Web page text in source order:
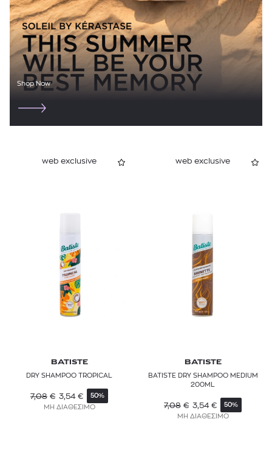
Shop Now
web exclusive
BATISTE
DRY SHAMPOO TROPICAL
7,08 € 3,54 € 50%
ΜΗ ΔΙΑΘΕΣΙΜΟ
web exclusive
BATISTE
BATISTE DRY SHAMPOO MEDIUM
200ML
7,08 € 3,54 € 50%
ΜΗ ΔΙΑΘΕΣΙΜΟ